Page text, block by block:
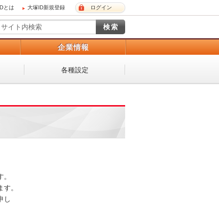
とは 大塚ID新規登録 ログイン
企業情報
各種設定
。
す。
し